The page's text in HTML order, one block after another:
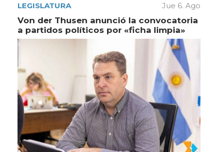
LEGISLATURA Jue 6. Ago
Von der Thusen anunció la convocatoria
a partidos políticos por «ficha limpia»